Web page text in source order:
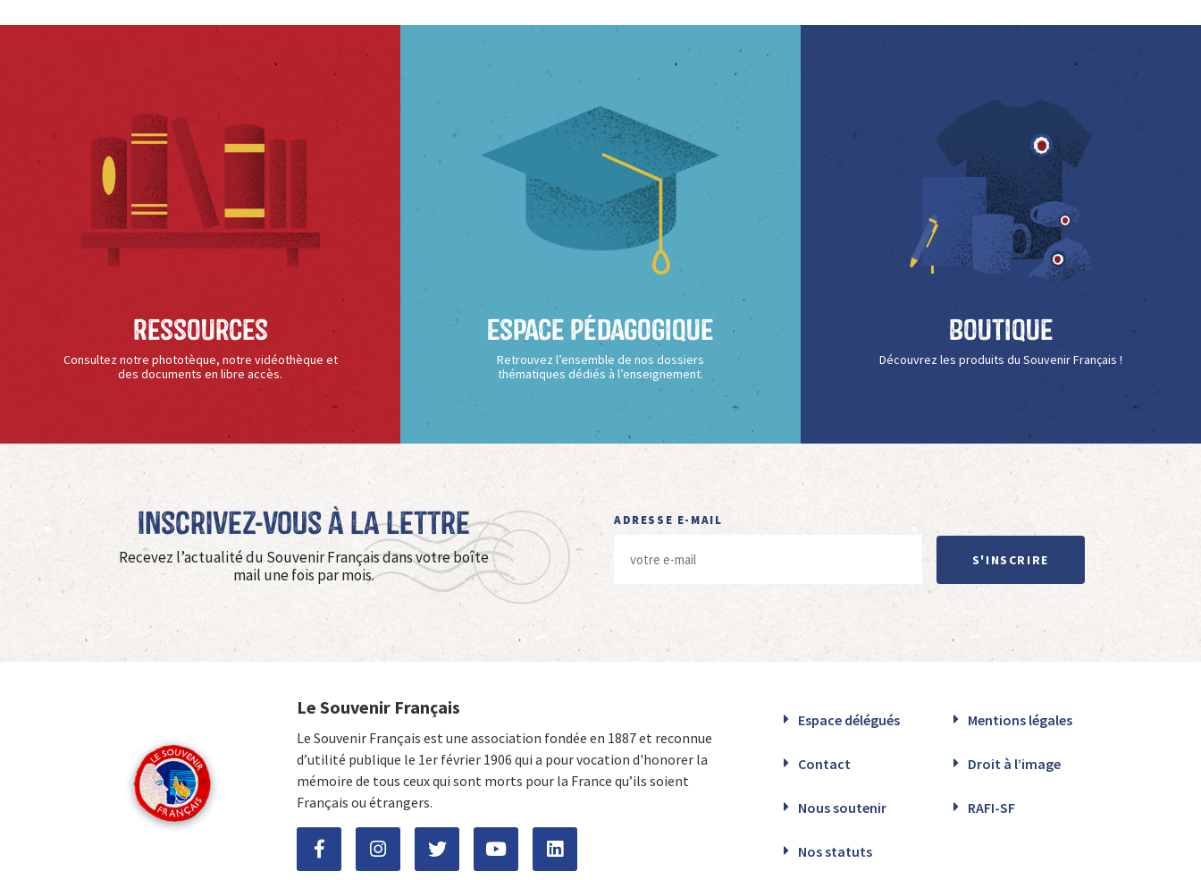
Ressources
Consultez notre phototèque, notre vidéothèque et
des documents en libre accès.
Espace Pédagogique
Retrouvez l’ensemble de nos dossiers
thématiques dédiés à l’enseignement.
Boutique
Découvrez les produits du Souvenir Français !
Inscrivez-vous à La Lettre
Recevez l’actualité du Souvenir Français dans votre boîte
mail une fois par mois.
ADRESSE E-MAIL
S'INSCRIRE
Le Souvenir Français
Le Souvenir Français est une association fondée en 1887 et reconnue
d’utilité publique le 1er février 1906 qui a pour vocation d'honorer la
mémoire de tous ceux qui sont morts pour la France qu’ils soient
Français ou étrangers.
Espace délégués Mentions légales
Contact Droit à l’image
Nous soutenir RAFI-SF
Nos statuts